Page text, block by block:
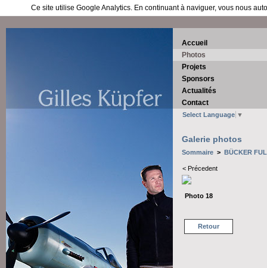
Ce site utilise Google Analytics. En continuant à naviguer, vous nous
Accueil
Photos
Projets
Sponsors
Actualités
Contact
Select Language ▼
Galerie photos
Sommaire > BÜCKER
< Précedent
Photo 18
Retour